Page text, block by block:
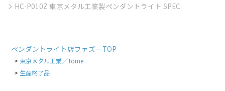
HC-P010Z 東京メタル工業製ペンダントライト SPEC
ペンダントライト店ファズーTOP
東京メタル工業／Tome
生産終了品